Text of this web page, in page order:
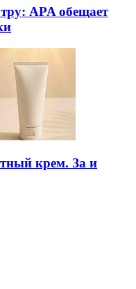
APA обещает
крем. За и